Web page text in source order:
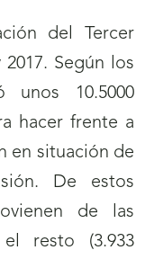
del Tercer
Según los
unos 10.5000
hacer frente a
en situación de
De estos
de las
resto (3.933